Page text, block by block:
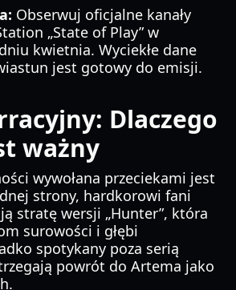
Obserwuj oficjalne kanały
„State of Play” w
kwietnia. Wyciekłe dane
jest gotowy do emisji.
Dlaczego
ważny
wywołana przeciekami jest
strony, hardkorowi fani
stratę wersji „Hunter”, która
surowości i głębi
spotykany poza serią
powrót do Artema jako